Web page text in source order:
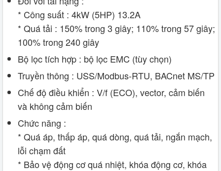
* Công suất : 4kW (5HP) 13.2A
* Quá tải : 150% trong 3 giây; 110% trong 57 giây;
100% trong 240 giây
Bộ lọc tích hợp : bộ lọc EMC (tùy chọn)
Truyền thông : USS/Modbus-RTU, BACnet MS/TP
Chế độ điều khiển : V/f (ECO), vector, cảm biến
và không cảm biến
Chức năng :
* Quá áp, thấp áp, quá dòng, quá tải, ngắn mạch,
lỗi chạm đất
* Bảo vệ động cơ quá nhiệt, khóa động cơ, khóa